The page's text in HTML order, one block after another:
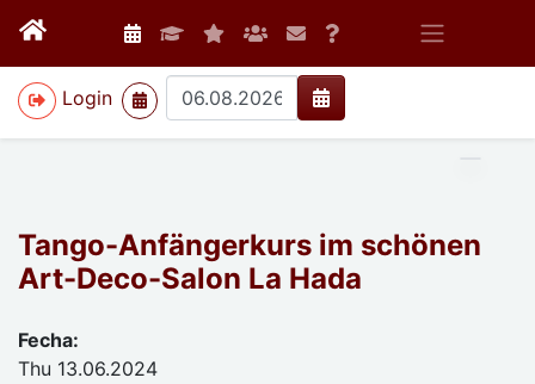
Login
>
Tango-Anfängerkurs im schönen
Art-Deco-Salon La Hada
Fecha:
Thu 13.06.2024